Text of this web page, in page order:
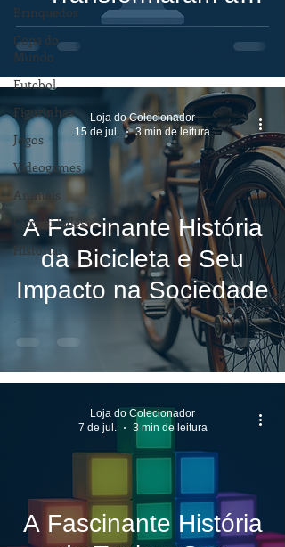
Brinquedos
Copa do
Mundo
Futebol
Figurinhas
Jogos
Videogames
Animais
Curiosidades
Histórias
Tecnologia e a
História de Ada
Lovelace
A Fascinante História
da Bicicleta e Seu
Impacto na Sociedade
Loja do Colecionador
15 de jul.
3 min de leitura
A Fascinante História
Loja do Colecionador
7 de jul.
3 min de leitura